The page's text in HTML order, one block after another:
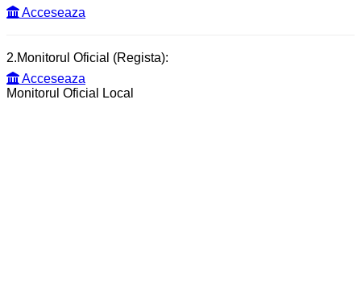
Acceseaza
2.Monitorul Oficial (Regista):
Acceseaza
Monitorul Oficial Local